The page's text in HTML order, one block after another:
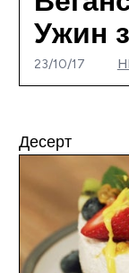
Ужин
23/10/17
Десерт